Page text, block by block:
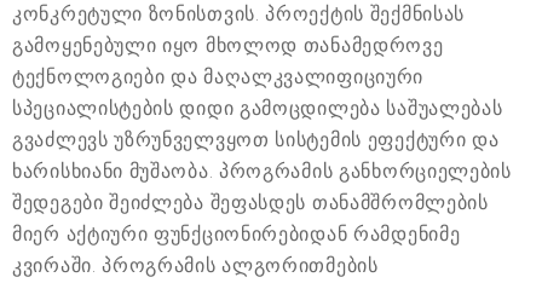
კონკრეტული ზონისთვის. პროექტის შექმნისას
გამოყენებული იყო მხოლოდ თანამედროვე
ტექნოლოგიები და მაღალკვალიფიციური
სპეციალისტების დიდი გამოცდილება საშუალებას
გვაძლევს უზრუნველვყოთ სისტემის ეფექტური და
ხარისხიანი მუშაობა. პროგრამის განხორციელების
შედეგები შეიძლება შეფასდეს თანამშრომლების
მიერ აქტიური ფუნქციონირებიდან რამდენიმე
კვირაში. პროგრამის ალგორითმების